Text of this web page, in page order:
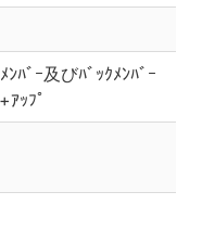
ﾝﾊﾞｰ及びﾊﾞｯｸﾒﾝﾊﾞｰ
ｱｯﾌﾟ